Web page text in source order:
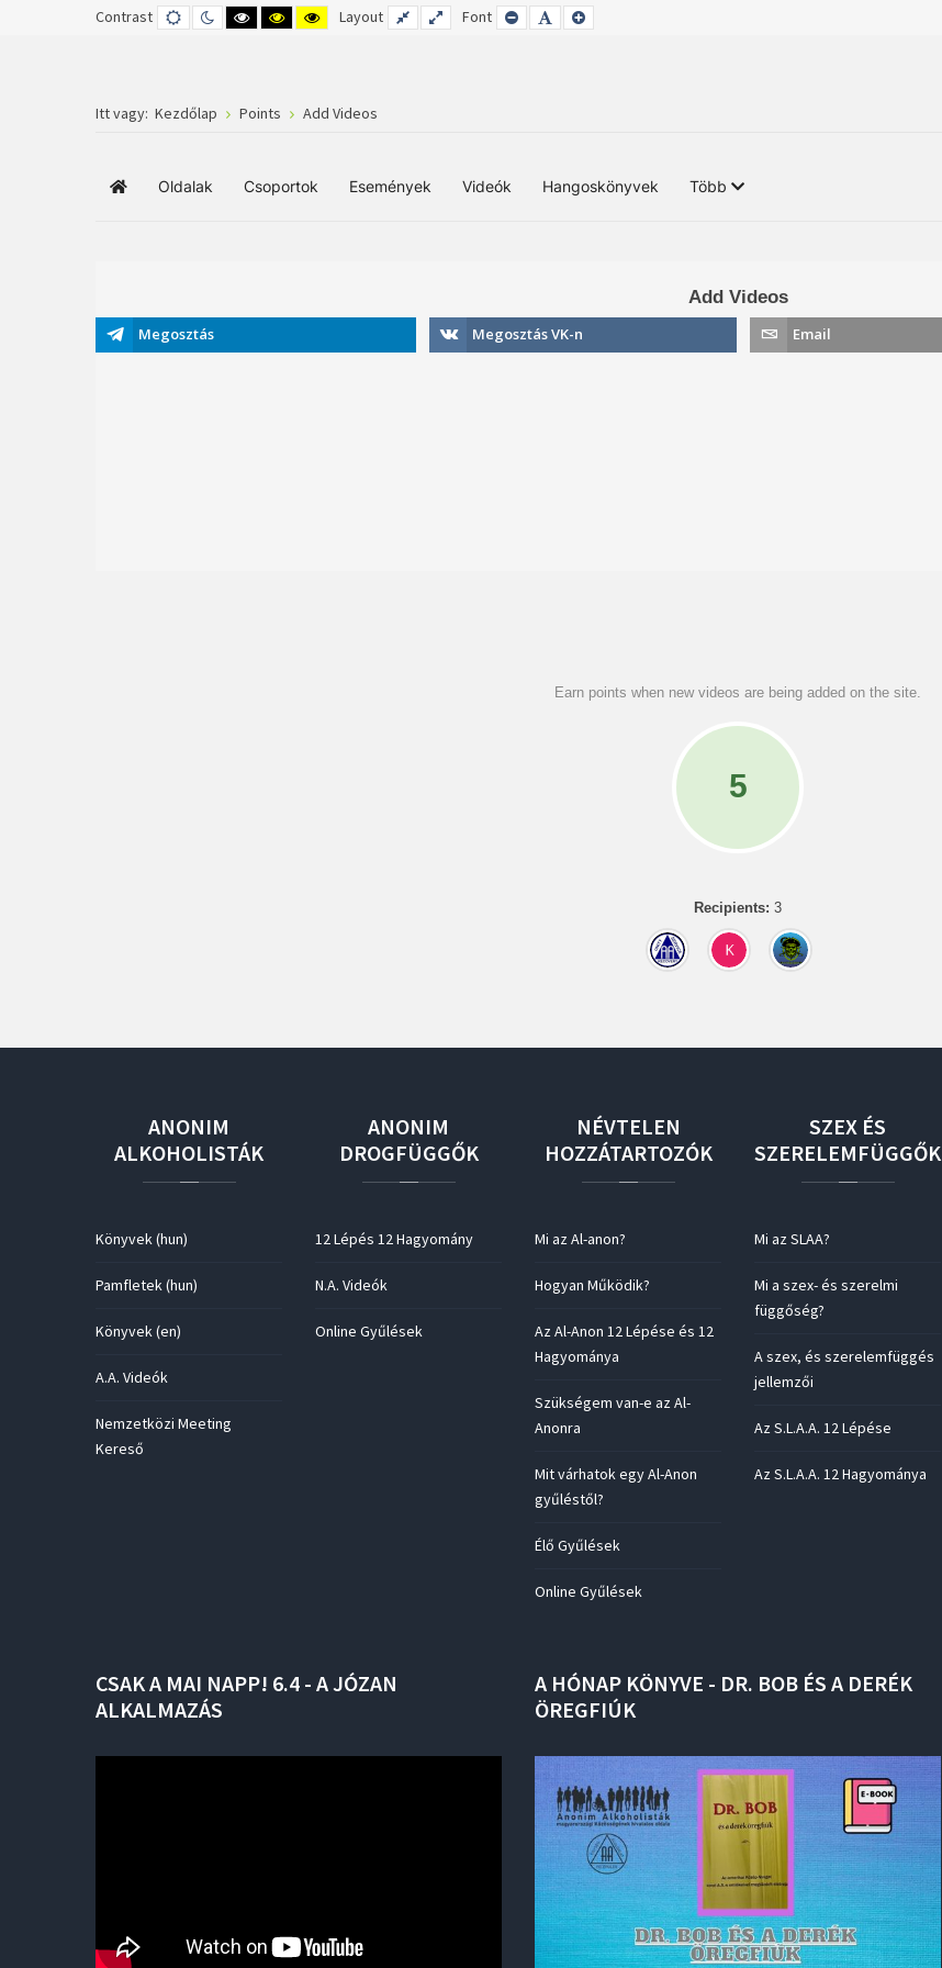
Contrast DEFAULT
MODE
NIGHT
MODE
HIGH
CONTRAST
HIGH
CONTRAST
HIGH
CONTRAST
Layout FIXED
LAYOUT
WIDE
LAYOUT
Font SET
SMALLER
SET
DEFAULT
SET
LARGER
Itt vagy: Kezdőlap Points Add Videos
FőoldalOldalak Csoportok Események Videók Hangoskönyvek Több
Add Videos
Megosztás Megosztás VK-n Email
Earn points when new videos are being added on the site.
5
Recipients: 3
ANONIM
ALKOHOLISTÁK
Könyvek (hun)
Pamfletek (hun)
Könyvek (en)
A.A. Videók
Nemzetközi Meeting
Kereső
ANONIM
DROGFÜGGŐK
12 Lépés 12 Hagyomány
N.A. Videók
Online Gyűlések
NÉVTELEN
HOZZÁTARTOZÓK
Mi az Al-anon?
Hogyan Működik?
Az Al-Anon 12 Lépése és 12
Hagyománya
Szükségem van-e az Al-
Anonra
Mit várhatok egy Al-Anon
gyűléstől?
Élő Gyűlések
Online Gyűlések
SZEX ÉS
SZERELEMFÜGGŐK
Mi az SLAA?
Mi a szex- és szerelmi
függőség?
A szex, és szerelemfüggés
jellemzői
Az S.L.A.A. 12 Lépése
Az S.L.A.A. 12 Hagyománya
CSAKA MAI NAPP! 6.4 - AJÓZAN
ALKALMAZÁS
A HÓNAP KÖNYVE - DR. BOB ÉS A DERÉK
ÖREGFIÚK